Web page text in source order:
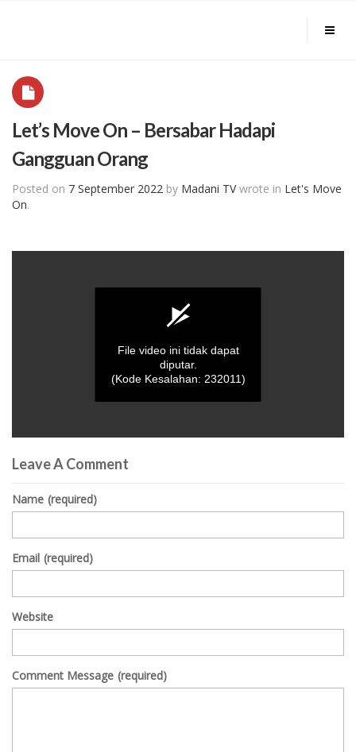
Let’s Move On – Bersabar Hadapi
Gangguan Orang
Posted on 7 September 2022 by Madani TVwrote in Let's Move
On.
seconds
of
seconds
File video ini tidak dapat
diputar.
(Kode Kesalahan: 232011)
Leave A Comment
Name (required)
Email (required)
Website
Comment Message (required)